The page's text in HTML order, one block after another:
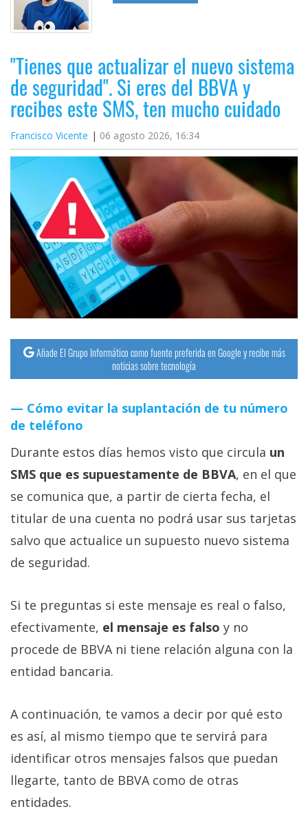
"Tienes que actualizar el nuevo sistema
de seguridad". Si eres del BBVA y
recibes este SMS, ten mucho cuidado
Francisco Vicente 06 agosto 2026, 16:34
Añade El Grupo Informático como fuente preferida en Google y recibe más
noticias sobre tecnología
Cómo evitar la suplantación de tu número
de teléfono
Durante estos días hemos visto que circula un
SMS que es supuestamente de BBVA, en el que
se comunica que, a partir de cierta fecha, el
titular de una cuenta no podrá usar sus tarjetas
salvo que actualice un supuesto nuevo sistema
de seguridad.
Si te preguntas si este mensaje es real o falso,
efectivamente, el mensaje es falso y no
procede de BBVA ni tiene relación alguna con la
entidad bancaria.
A continuación, te vamos a decir por qué esto
es así, al mismo tiempo que te servirá para
identificar otros mensajes falsos que puedan
llegarte, tanto de BBVA como de otras
entidades.